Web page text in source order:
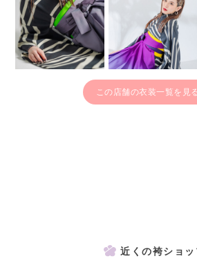
この店舗の衣装一覧を見
近くの袴ショ